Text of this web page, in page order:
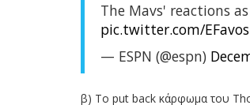
The Mavs' reactions
pic.twitter.com/
— ESPN (@espn)
β) To put back κάρφωμα του